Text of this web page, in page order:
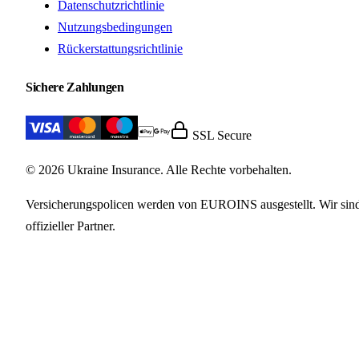
Datenschutzrichtlinie
Nutzungsbedingungen
Rückerstattungsrichtlinie
Sichere Zahlungen
SSL Secure
© 2026 Ukraine Insurance. Alle Rechte vorbehalten.
Versicherungspolicen werden von EUROINS ausgestellt. Wir
offizieller Partner.